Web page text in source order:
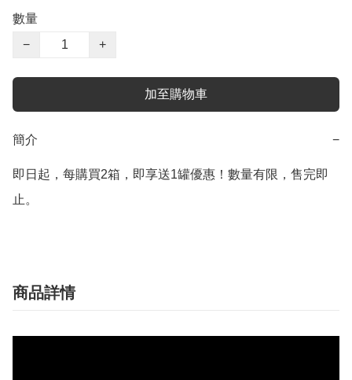
數量
−
+
加至購物車
簡介 −
即日起，每購買2箱，即享送1罐優惠！數量有限，售完即
止。
商品詳情